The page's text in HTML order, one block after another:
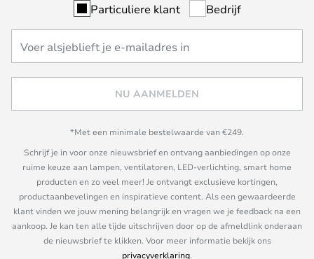
Particuliere klant Bedrijf
NU AANMELDEN
*Met een minimale bestelwaarde van €249.
Schrijf je in voor onze nieuwsbrief en ontvang aanbiedingen op onze
ruime keuze aan lampen, ventilatoren, LED-verlichting, smart home
producten en zo veel meer! Je ontvangt exclusieve kortingen,
productaanbevelingen en inspiratieve content. Als een gewaardeerde
klant vinden we jouw mening belangrijk en vragen we je feedback na een
aankoop. Je kan ten alle tijde uitschrijven door op de afmeldlink onderaan
de nieuwsbrief te klikken. Voor meer informatie bekijk ons
privacyverklaring.